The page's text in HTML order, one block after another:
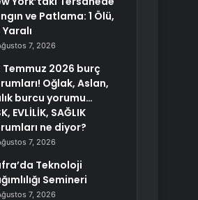
ve Patlama: 1 Ölü,
Yaralı
7, 2026
Temmuz 2026 burç
Oğlak, Aslan,
burcu yorumu…
EVLİLİK, SAĞLIK
ne diyor?
7, 2026
Teknoloji
Semineri
7, 2026